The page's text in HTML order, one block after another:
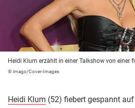
Heidi Klum erzählt in einer Talkshow von einer
© imago/Cover-Images
Heidi Klum (52) fiebert gespannt